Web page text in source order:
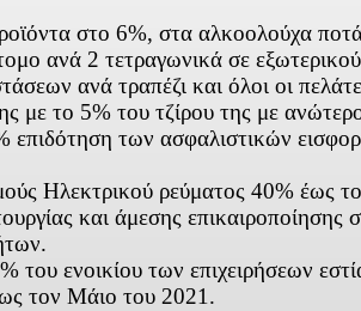
στο 6%, στα αλκοολούχα
ανά 2 τετραγωνικά σε
ανά τραπέζι και όλοι οι
με το 5% του τζίρου της με
των ασφαλιστικών
Ηλεκτρικού ρεύματος 40% έως
και άμεσης
ενοικίου των επιχειρήσεων
τον Μάιο του 2021.